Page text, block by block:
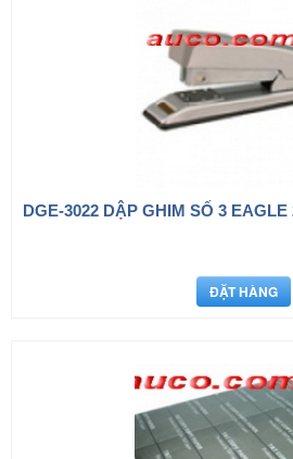
DGE-3022 DẬP GHIM SỐ 3 EAGLE